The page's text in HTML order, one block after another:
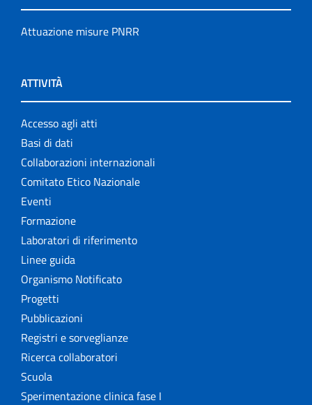
Attuazione misure PNRR
ATTIVITÀ
Accesso agli atti
Basi di dati
Collaborazioni internazionali
Comitato Etico Nazionale
Eventi
Formazione
Laboratori di riferimento
Linee guida
Organismo Notificato
Progetti
Pubblicazioni
Registri e sorveglianze
Ricerca collaboratori
Scuola
Sperimentazione clinica fase I